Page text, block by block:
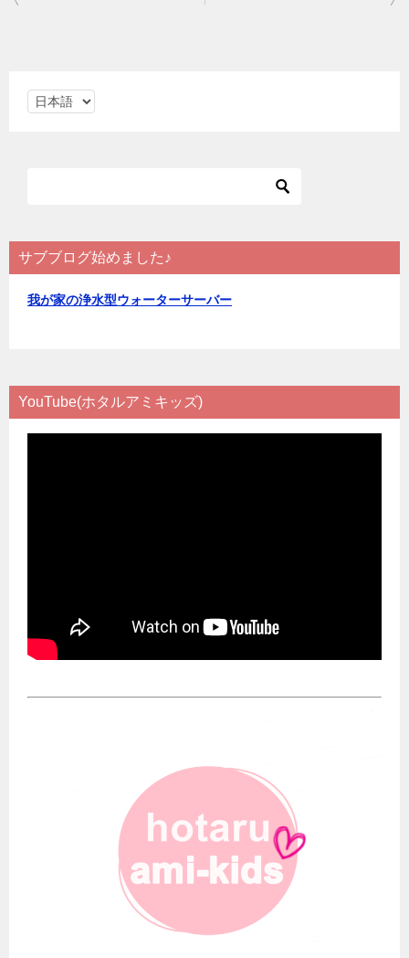
言
サブブログ始めました♪
我が家の浄水型ウォーターサーバー
YouTube(ホタルアミキッズ)